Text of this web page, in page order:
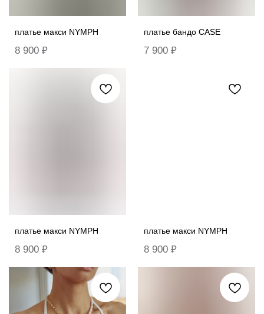
платье макси NYMPH
8 900 ₽
платье бандо CASE
7 900 ₽
платье макси NYMPH
8 900 ₽
платье макси NYMPH
8 900 ₽